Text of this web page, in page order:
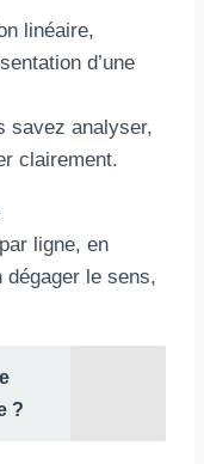
linéaire,
d’une
savez analyser,
clairement.
ligne, en
le sens,
?